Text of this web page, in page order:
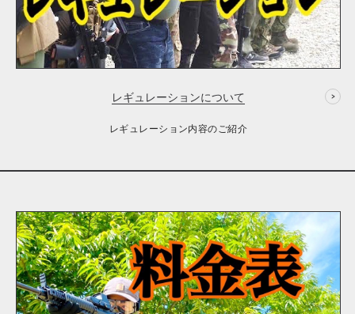
レギュレーションについて
レギュレーション内容のご紹介